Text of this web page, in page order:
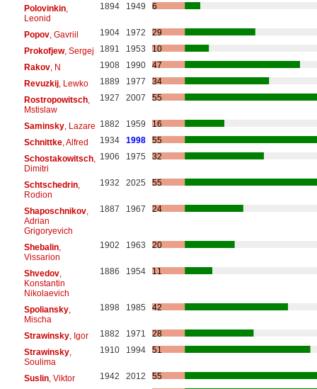
Polovinkin,
Leonid
1894 1949 6
Popov, Gavriil 1904 1972
29
Prokofjew, Sergej 1891 1953
10
Rakov, N 1908 1990
47
Revuzkij, Lewko 1889 1977
34
Rostropowitsch,
Mstislaw
1927 2007 55
Saminsky, Lazare 1882 1959
16
Schnittke, Alfred 1934 1998
55
Schostakowitsch,
Dimitri
1906 1975 32
Schtschedrin,
Rodion
1932 2025 55
Shaposchnikov,
Adrian
Grigoryevich
1887 1967 24
Shebalin,
Vissarion
1902 1963 20
Shvedov,
Konstantin
Nikolaevich
1886 1954 11
Spoliansky,
Mischa
1898 1985 42
Strawinsky, Igor 1882 1971
28
Strawinsky,
Soulima
1910 1994 51
Suslin, Viktor 1942 2012
55